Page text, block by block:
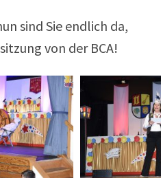
sind Sie endlich da,
von der BCA!